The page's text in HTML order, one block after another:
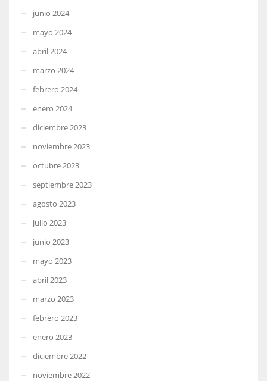
junio 2024
mayo 2024
abril 2024
marzo 2024
febrero 2024
enero 2024
diciembre 2023
noviembre 2023
octubre 2023
septiembre 2023
agosto 2023
julio 2023
junio 2023
mayo 2023
abril 2023
marzo 2023
febrero 2023
enero 2023
diciembre 2022
noviembre 2022